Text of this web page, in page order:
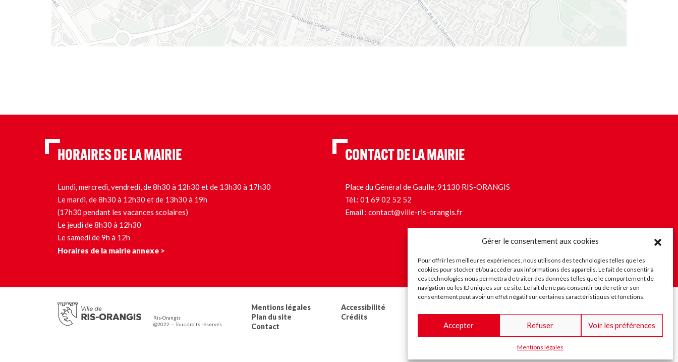
Gérer le consentement aux cookies
Pour offrir les meilleures expériences, nous utilisons des technologies telles que les
cookies pour stocker et/ou accéder aux informations des appareils. Le fait de consentir à
ces technologies nous permettra de traiter des données telles que le comportement de
navigation ou les ID uniques sur ce site. Le fait de ne pas consentir ou de retirer son
consentement peut avoir un effet négatif sur certaines caractéristiques et fonctions.
Accepter Refuser Voir les préférences
Mentions légales
HORAIRES DE LA MAIRIE
Lundi, mercredi, vendredi, de 8h30 à 12h30 et de 13h30 à 17h30
Le mardi, de 8h30 à 12h30 et de 13h30 à 19h
(17h30 pendant les vacances scolaires)
Le jeudi de 8h30 à 12h30
Le samedi de 9h à 12h
Horaires de la mairie annexe >
CONTACT DE LA MAIRIE
Place du Général de Gaulle, 91130 RIS-ORANGIS
Tél.: 01 69 02 52 52
Email : contact@ville-ris-orangis.fr
Ris-Orangis
@2022 — Tous droits réservés
Mentions légales
Plan du site
Contact
Accessibilité
Crédits
Suggestions & Améliorations
Facebook
InstaTwitterYoutube